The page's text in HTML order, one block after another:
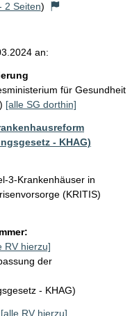
2 Seiten)
an:
für Gesundheit
[alle SG dorthin]
- KHAG)
3-Krankenhäuser in
(KRITIS)
RV hierzu]
der
- KHAG)
[alle RV hierzu]